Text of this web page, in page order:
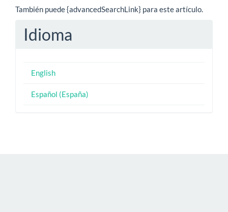
También puede {advancedSearchLink} para este artículo.
Idioma
English
Español (España)